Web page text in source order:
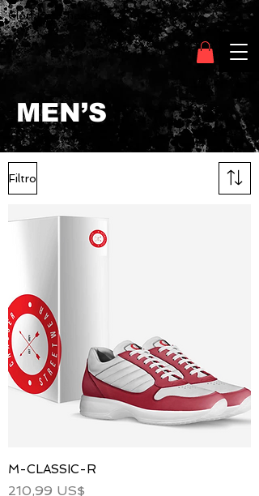
Clothing Chasser
MEN’S
Filtro
M-CLASSIC-R
Precio
210,99 US$